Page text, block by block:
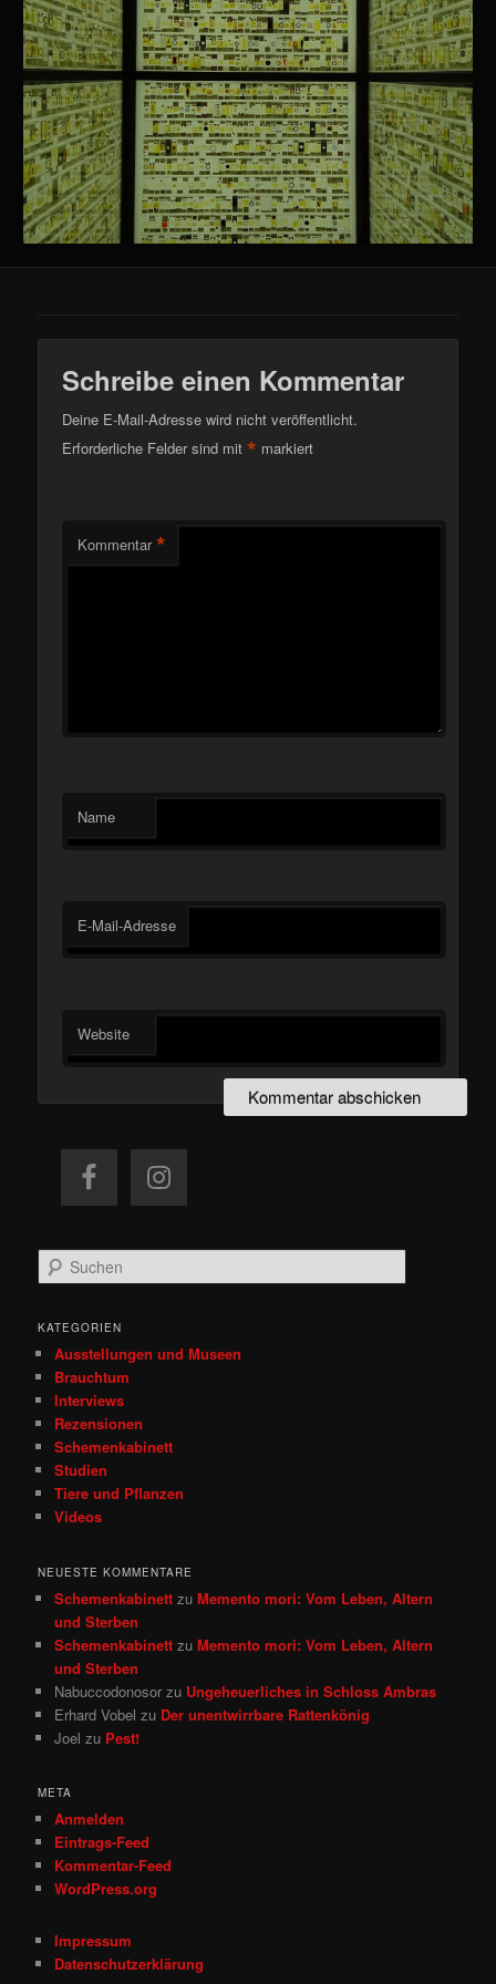
Schreibe einen Kommentar
Deine E-Mail-Adresse wird nicht veröffentlicht.
Erforderliche Felder sind mit* markiert
Kommentar *
Name
E-Mail-Adresse
Website
u
h
KATEGORIEN
Ausstellungen und Museen
Brauchtum
Interviews
Rezensionen
Schemenkabinett
Studien
Tiere und Pflanzen
Videos
NEUESTE KOMMENTARE
Schemenkabinett zuMemento mori: Vom Leben, Altern
und Sterben
Schemenkabinett zuMemento mori: Vom Leben, Altern
und Sterben
Nabuccodonosor zu Ungeheuerliches in Schloss Ambras
Erhard Vobel zu Der unentwirrbare Rattenkönig
Joel zu Pest!
META
Anmelden
Eintrags-Feed
Kommentar-Feed
WordPress.org
Impressum
Datenschutzerklärung